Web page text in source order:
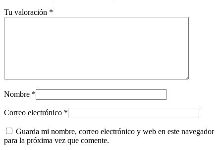
Tu valoración *
Nombre *
Correo electrónico *
Guarda mi nombre, correo electrónico y web en este navegador
para la próxima vez que comente.